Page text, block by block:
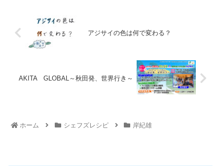
アジサイの色は何で変わる？
AKITA GLOBAL～秋田発、世界行き～
ホーム シェフズレシピ 岸紀雄